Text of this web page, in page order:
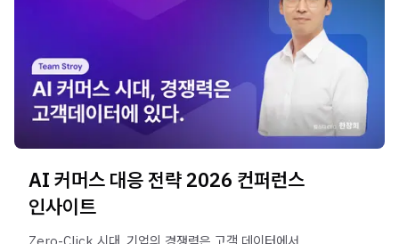
AI 커머스 대응 전략 2026 컨퍼런스
인사이트